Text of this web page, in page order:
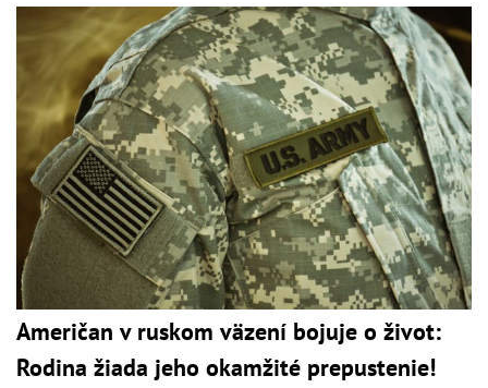
Američan v ruskom väzení bojuje o život:
Rodina žiada jeho okamžité prepustenie!